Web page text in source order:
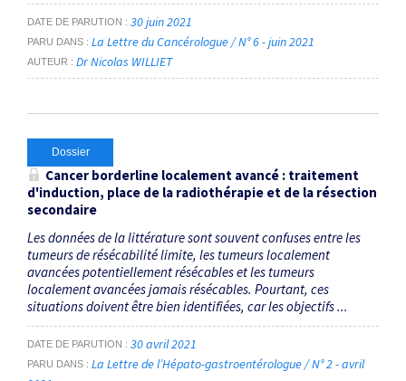
DATE DE PARUTION 30 juin 2021
PARU DANS La Lettre du Cancérologue / N° 6 - juin 2021
AUTEUR Dr Nicolas WILLIET
Dossier
Cancer borderline localement avancé : traitement
d'induction, place de la radiothérapie et de la résection
secondaire
Les données de la littérature sont souvent confuses entre les
tumeurs de résécabilité limite, les tumeurs localement
avancées potentiellement résécables et les tumeurs
localement avancées jamais résécables. Pourtant, ces
situations doivent être bien identifiées, car les objectifs ...
DATE DE PARUTION 30 avril 2021
PARU DANS
La Lettre de l’Hépato-gastroentérologue / N° 2 - avril